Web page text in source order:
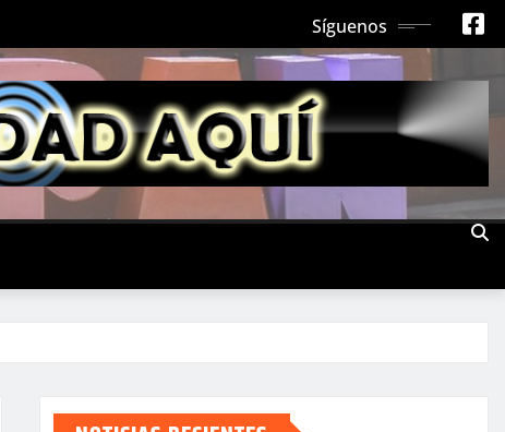
Síguenos